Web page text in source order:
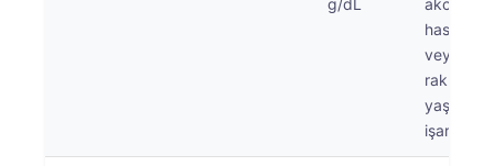
g/dL
akciğer
veya
rakımda
işaret